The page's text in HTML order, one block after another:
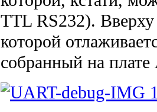
TTL RS232).
которой
собранный на